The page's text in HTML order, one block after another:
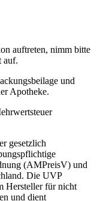
auftreten, nimm bitte
auf.
und
Apotheke.
gesetzlich
(AMPreisV) und
Die UVP
Hersteller für nicht
und dient